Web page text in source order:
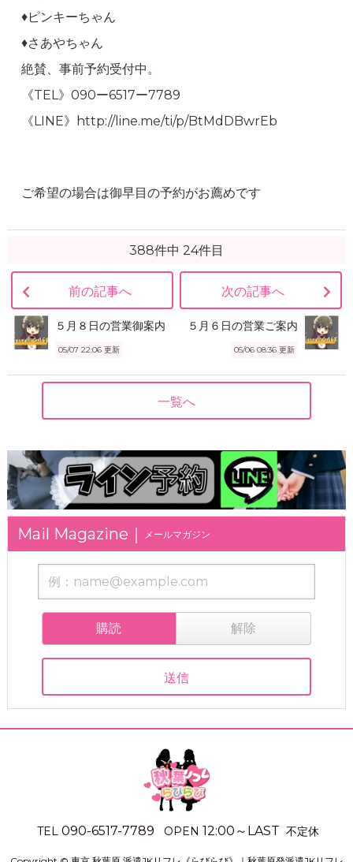
♦️ピンキーちゃん
♦️さあやちゃん
絶賛、事前予約受付中。
《TEL》090ー6517ー7789
《LINE》http://line.me/ti/p/BtMdDBwrEb
ご希望の場合は御早目の予約がお薦めです
388件中 24件目
前の記事へ
５月８日の営業御案内
05/07 22:06更新
次の記事へ
５月６日の営業ご案内
05/06 08:36 更新
一覧へ
メールマガジン
購読 解除
TEL 090-6517-7789 OPEN 12:00 ～ LAST 不定休